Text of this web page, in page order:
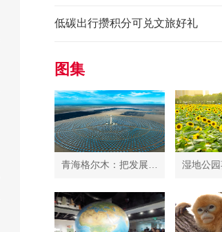
低碳出行攒积分可兑文旅好礼
图集
湿地公